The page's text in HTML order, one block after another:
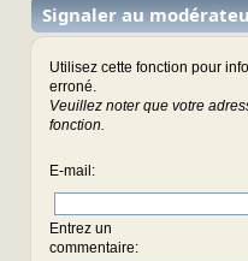
Signaler au
Utilisez cette fonction pour
erroné.
Veuillez noter que votre
fonction.
E-mail :
Entrez un
commentaire: